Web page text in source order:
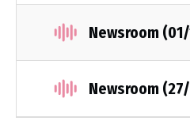
Newsroom
Newsroom